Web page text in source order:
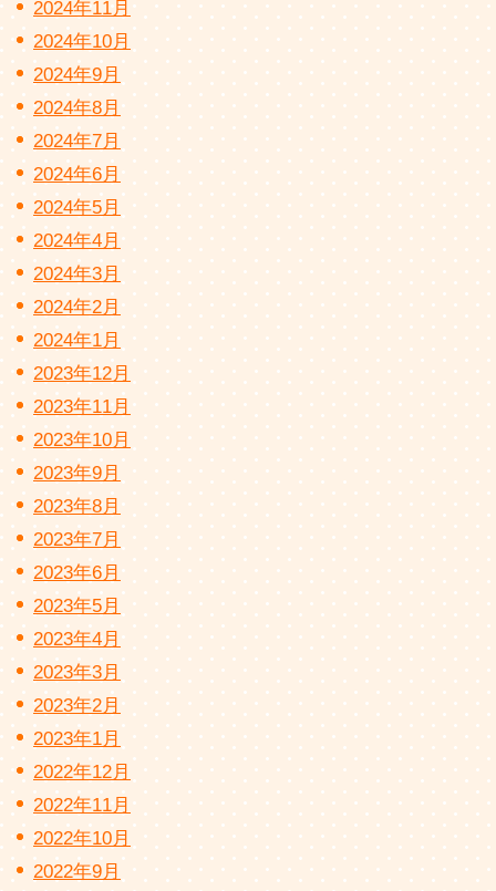
2024年11月
2024年10月
2024年9月
2024年8月
2024年7月
2024年6月
2024年5月
2024年4月
2024年3月
2024年2月
2024年1月
2023年12月
2023年11月
2023年10月
2023年9月
2023年8月
2023年7月
2023年6月
2023年5月
2023年4月
2023年3月
2023年2月
2023年1月
2022年12月
2022年11月
2022年10月
2022年9月